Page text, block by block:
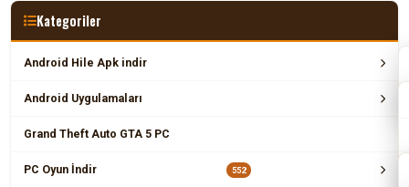
Kategoriler
Android Hile Apk indir
Android Uygulamaları
Grand Theft Auto GTA 5 PC
PC Oyun İndir 552